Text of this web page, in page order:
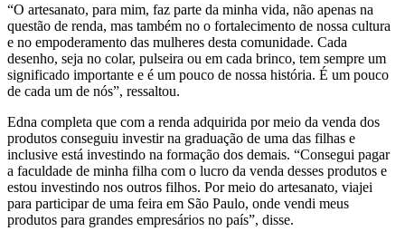
“O artesanato, para mim, faz parte da minha vida, não apenas na
questão de renda, mas também no o fortalecimento de nossa cultura
e no empoderamento das mulheres desta comunidade. Cada
desenho, seja no colar, pulseira ou em cada brinco, tem sempre um
significado importante e é um pouco de nossa história. É um pouco
de cada um de nós”, ressaltou.
Edna completa que com a renda adquirida por meio da venda dos
produtos conseguiu investir na graduação de uma das filhas e
inclusive está investindo na formação dos demais. “Consegui pagar
a faculdade de minha filha com o lucro da venda desses produtos e
estou investindo nos outros filhos. Por meio do artesanato, viajei
para participar de uma feira em São Paulo, onde vendi meus
produtos para grandes empresários no país”, disse.